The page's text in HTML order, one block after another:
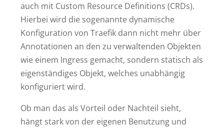
auch mit Custom Resource Definitions (CRDs).
Hierbei wird die sogenannte dynamische
Konfiguration von Traefik dann nicht mehr über
Annotationen an den zu verwaltenden Objekten
wie einem Ingress gemacht, sondern statisch als
eigenständiges Objekt, welches unabhängig
konfiguriert wird.
Ob man das als Vorteil oder Nachteil sieht,
hängt stark von der eigenen Benutzung und